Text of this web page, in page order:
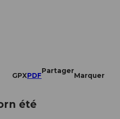
GPXPDF
Partager
Marquer
été